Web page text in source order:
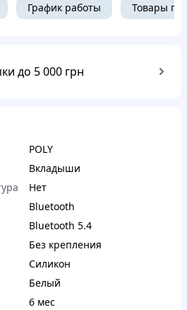
График работы Товары
до 5 000 грн
POLY
Вкладыши
Нет
Bluetooth
Bluetooth 5.4
Без крепления
Силикон
Белый
6 мес